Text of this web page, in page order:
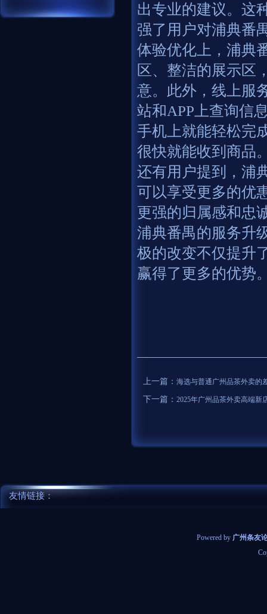
出专业的建议。这
强了用户对浦典番
体验优化上，浦典
区、整洁的展示区
意。此外，线上服
站和APP上查询信
手机上就能轻松完
很快就能收到商品
还有用户提到，浦
可以享受更多的优
更强的归属感和忠
浦典番禺的服务升
极的改变不仅提升
赢得了更多的优势
上一篇： 海选与普通广州品茶外卖的
下一篇： 2025年广州品茶外卖高端新
友情链接：
Powered by 广州条友